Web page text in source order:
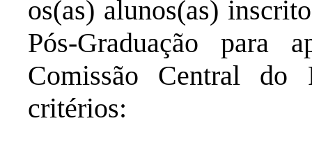
os(as) alunos(as)
Pós-Graduação para
Comissão Central do
critérios: